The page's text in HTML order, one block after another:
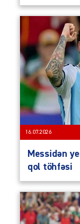
16.07.2026
Messidən
qol töhfəsi